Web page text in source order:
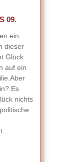
09.
ein
dieser
Glück
auf ein
Es
nichts